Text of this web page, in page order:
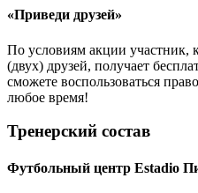
«Приведи друзей»
По условиям акции участник,
(двух) друзей, получает
сможете воспользоваться
любое время!
Тренерский состав
Футбольный центр Estadio